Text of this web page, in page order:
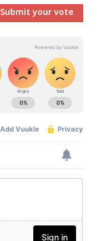
Submit your vote